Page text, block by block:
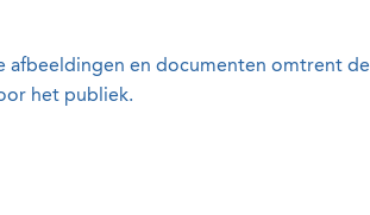
afbeeldingen en documenten omtrent de
het publiek.